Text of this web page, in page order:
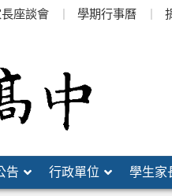
座談會 學期行事曆
告 行政單位 學生家